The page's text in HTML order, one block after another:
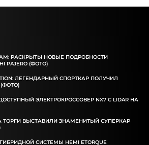
РАСКРЫТЫ НОВЫЕ ПОДРОБНОСТИ
PAJERO (ФОТО)
ЛЕГЕНДАРНЫЙ СПОРТКАР ПОЛУЧИЛ
ЭЛЕКТРОКРОССОВЕР NX7 С LIDAR НА
ТОРГИ ВЫСТАВИЛИ ЗНАМЕНИТЫЙ СУПЕРКАР
СИСТЕМЫ HEMI ETORQUE